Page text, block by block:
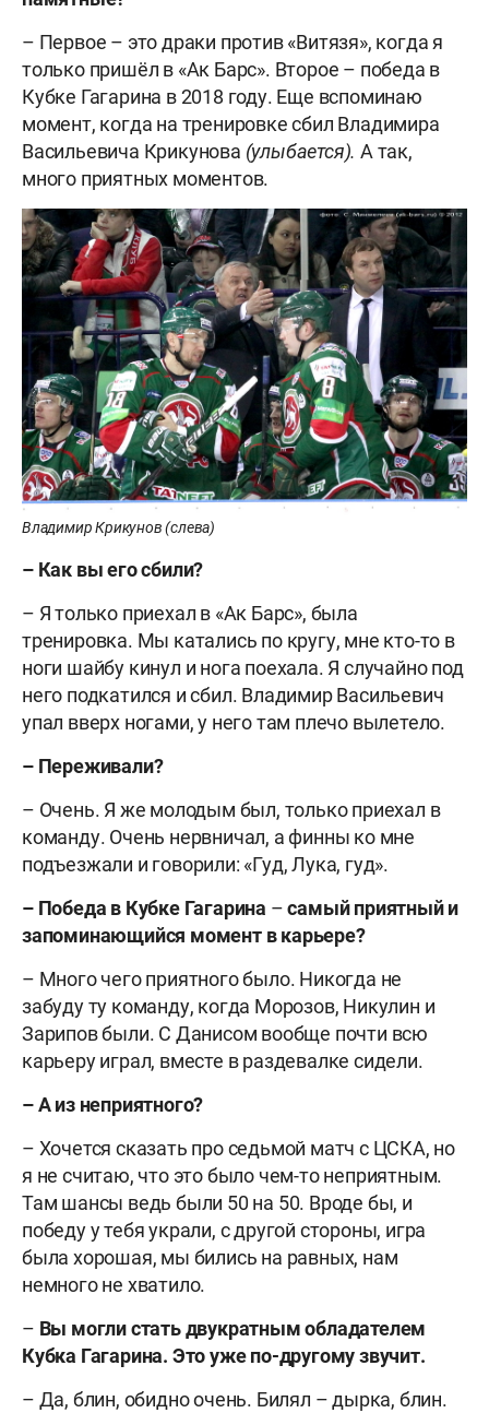
– Первое – это драки против «Витязя», когда я
только пришёл в «Ак Барс». Второе – победа в
Кубке Гагарина в 2018 году. Еще вспоминаю
момент, когда на тренировке сбил Владимира
Васильевича Крикунова (улыбается). А так,
много приятных моментов.
Владимир Крикунов (слева)
– Как вы его сбили?
– Я только приехал в «Ак Барс», была
тренировка. Мы катались по кругу, мне кто-то в
ноги шайбу кинул и нога поехала. Я случайно под
него подкатился и сбил. Владимир Васильевич
упал вверх ногами, у него там плечо вылетело.
– Переживали?
– Очень. Я же молодым был, только приехал в
команду. Очень нервничал, а финны ко мне
подъезжали и говорили: «Гуд, Лука, гуд».
– Победа в Кубке Гагарина –самый приятный и
запоминающийся момент в карьере?
– Много чего приятного было. Никогда не
забуду ту команду, когда Морозов, Никулин и
Зарипов были. С Данисом вообще почти всю
карьеру играл, вместе в раздевалке сидели.
–А из неприятного?
– Хочется сказать про седьмой матч с ЦСКА, но
я не считаю, что это было чем-то неприятным.
Там шансы ведь были 50 на 50. Вроде бы, и
победу у тебя украли, с другой стороны, игра
была хорошая, мы бились на равных, нам
немного не хватило.
– Вы могли стать двукратным обладателем
Кубка Гагарина. Это уже по-другому звучит.
– Да, блин, обидно очень. Билял – дырка, блин.